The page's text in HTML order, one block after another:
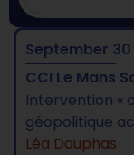
September 30
CCI Le Mans
Intervention «
géopolitique
Léa Dauphas